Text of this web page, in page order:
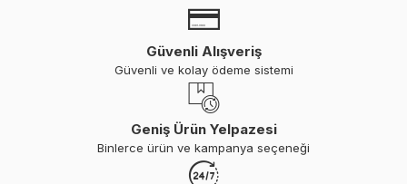
Güvenli Alışveriş
Güvenli ve kolay ödeme sistemi
Geniş Ürün Yelpazesi
Binlerce ürün ve kampanya seçeneği